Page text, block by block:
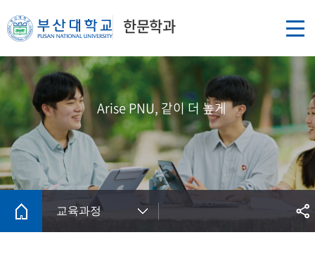
한문학과
Arise PNU, 같이 더 높게
교육과정